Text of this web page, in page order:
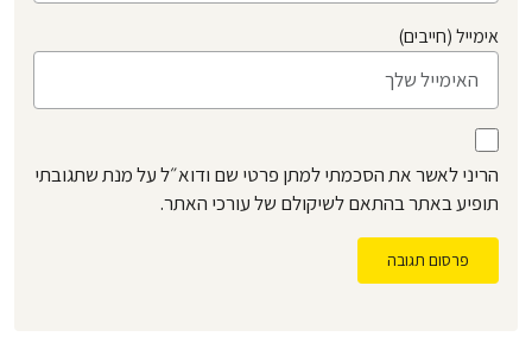
אימייל (חייבים)
הריני לאשר את הסכמתי למתן פרטי שם ודוא״ל על מנת שתגובתי
תופיע באתר בהתאם לשיקולם של עורכי האתר.
פרסום תגובה